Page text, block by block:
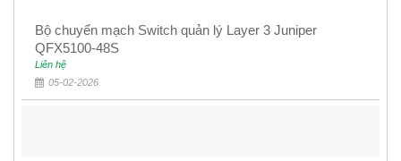
Bộ chuyển mạch Switch quản lý Layer 3 Juniper
QFX5100-48S
Liên hệ
05-02-2026